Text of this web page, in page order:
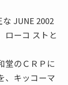
JUNE 2002
ローコ ストと
堂のＣＲＰに
、キッコーマ